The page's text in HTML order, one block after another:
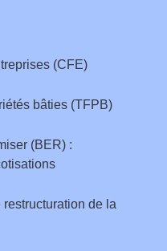
(CFE)
bâties (TFPB)
(BER) :
de la